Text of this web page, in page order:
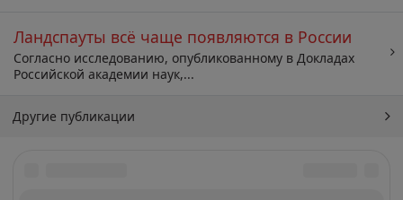
Ландспауты всё чаще появляются в России
Согласно исследованию, опубликованному в Докладах
Российской академии наук,...
Другие публикации